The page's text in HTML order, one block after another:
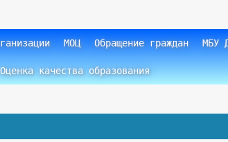
МОЦ Обращение граждан МБУ
Оценка качества образования